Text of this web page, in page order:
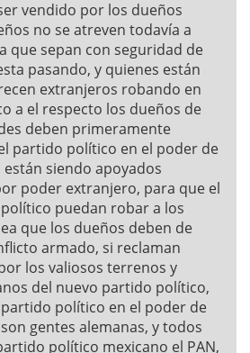
vendido por los dueños
no se atreven todavía a
que sepan con seguridad de
pasando, y quienes están
extranjeros robando en
a el respecto los dueños de
deben primeramente
partido político en el poder de
están siendo apoyados
poder extranjero, para que el
puedan robar a los
que los dueños deben de
armado, si reclaman
los valiosos terrenos y
del nuevo partido político,
político en el poder de
gentes alemanas, y todos
político mexicano el PAN,